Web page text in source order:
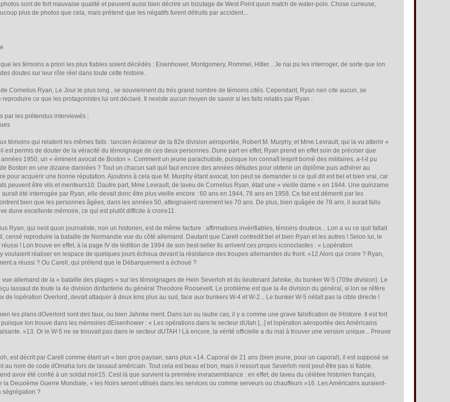
sont de fort mauvaise qualité et peuvent aussi bien décrire un bizutage de West Point quun match de water-polo. Chose curieuse,
plus de photos que cela, mais prétend que les négatifs furent détruits par accident...
les témoins a priori les plus fiables soient décédés : Eisenhower, Montgomery, Rommel, Hitler... Je nai pu les interroger, de sorte que lon
doutes sur leur rôle réel dans toute cette histoire.
Cornelius Ryan, Le Jour le plus long , se souviennent du très grand nombre de témoins cités. Cependant, Ryan nen cite aucun, se
ce que les protagonistes lui ont déclaré. Il nexiste aucun moyen de savoir si les faits relatés par Ryan :
les prétendus interviewés ;
témoins qui relatent les mêmes faits : lancien éclaireur de la 82e division aéroportée, Robert M. Murphy, et Mme Levrault, qui la vu atterrir «
il est permis de douter de la véracité du témoignage de ces deux personnes. Dune part en effet, Ryan prend en effet soin de préciser que
1950, un « éminent avocat de Boston ». Comment un jeune parachutiste, puisque lon connaît lesprit borné des militaires, a-t-il pu
Boston en une dizaine dannées ? Tout un chacun sait quil faut encore des années détudes pour obtenir un diplôme puis adhérer au
pour acquérir une bonne réputation. Ajoutons à cela que M. Murphy étant avocat, lon peut se demander si ce quil dit est bel et bien vrai, car
peuvent être vils et menteurs10. Dautre part, Mme Levrault, de laveu de Cornelius Ryan, était une « vieille dame » en 1944. Une quinzaine
aurait été interrogée par Ryan, elle devait donc être plus vieille encore : 60 ans en 1944, 78 ans en 1958. Ce fait est démenti par les
bien que les personnes âgées, dans les années 50, atteignaient rarement les 70 ans. De plus, bien quâgée de 78 ans, il aurait fallu
dune excellente mémoire, ce qui est plutôt difficile à croire11.
Ryan, qui nest quun journaliste, non un historien, est de même facture : affirmations invérifiables, témoins douteux... Lon a vu ce quil fallait
censé reproduire la bataille de Normandie vue du côté allemand. Dautant que Carell contredit bel et bien Ryan et les autres ! Selon lui, le
! Lon trouve en effet, à la page IV de lédition de 1994 de son best-seller Ils arrivent ces propos iconoclastes : « Lopération
voulaient réaliser en lespace de quelques jours échoua devant la résistance des troupes allemandes du front. »12 Alors qui croire ? Ryan,
a réussi ? Ou Carell, qui prétend que le Débarquement a échoué ?
allemand de la « bataille des plages » sur les témoignages de Hein Severloh et du lieutenant Jahnke, du bunker W-5 (709e division). Le
lassaut de toute la 4e division dinfanterie du général Theodore Roosevelt. Le problème est que la 4e division du général, si lon se réfère
de lopération Overlord, devait attaquer à deux kms plus au sud, face aux bunkers W-4 et W-2... Le bunker W-5 nétait pas la cible directe !
les plans dOverlord sont des faux, ou bien Jahnke ment. Dans lun ou lautre cas, il y a comme une grave falsification de lHistoire. Il est fort
lon trouve dans les mémoires dEisenhower : « Les opérations dans le secteur dUtah [...] et lopération aéroportée des Américains
»13. Or le W-5 ne se trouvait pas dans le secteur dUTAH ! Là encore, la vérité officielle a du mal à trouver une version unique... Preuve
est décrit par Carell comme étant un « bon gros paysan, sans plus »14. Caporal de 21 ans (bien jeune, pour un caporal), il est supposé se
nom de code dOmaha lors de lassaut américain. Tout cela est beau et bon, mais il ressort que Severloh nest peut-être pas si fiable.
avoir été confié à un soldat noir15. Cest là que survient la première invraisemblance : en effet, de laveu du célèbre historien français,
la Deuxième Guerre Mondiale, « les Noirs seront utilisés dans les services ou comme serveurs ou chauffeurs »16. Les Américains auraient-
ségrégation ?